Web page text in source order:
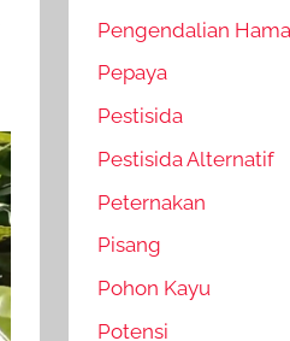
Pengendalian
Pepaya
Pestisida
Pestisida Alternatif
Peternakan
Pisang
Pohon Kayu
Potensi